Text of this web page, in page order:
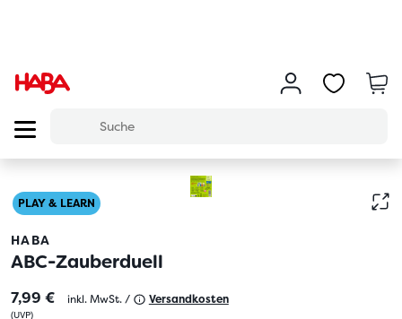
PLAY & LEARN
HABA
ABC-Zauberduell
7,99 € inkl. MwSt. / Versandkosten
(UVP)